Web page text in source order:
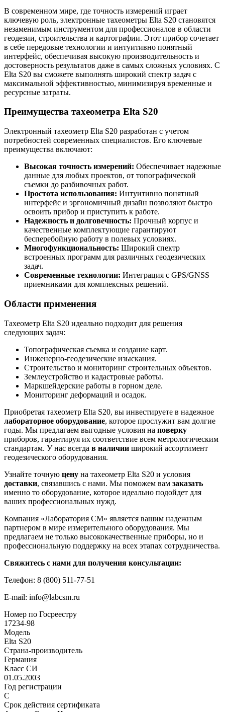
В современном мире, где точность измерений играет
ключевую роль, электронные тахеометры Elta S20 становятся
незаменимым инструментом для профессионалов в области
геодезии, строительства и картографии. Этот прибор сочетает
в себе передовые технологии и интуитивно понятный
интерфейс, обеспечивая высокую производительность и
достоверность результатов даже в самых сложных условиях. С
Elta S20 вы сможете выполнять широкий спектр задач с
максимальной эффективностью, минимизируя временные и
ресурсные затраты.
Преимущества тахеометра Elta S20
Электронный тахеометр Elta S20 разработан с учетом
потребностей современных специалистов. Его ключевые
преимущества включают:
Высокая точность измерений: Обеспечивает надежные
данные для любых проектов, от топографической
съемки до разбивочных работ.
Простота использования: Интуитивно понятный
интерфейс и эргономичный дизайн позволяют быстро
освоить прибор и приступить к работе.
Надежность и долговечность: Прочный корпус и
качественные комплектующие гарантируют
бесперебойную работу в полевых условиях.
Многофункциональность: Широкий спектр
встроенных программ для различных геодезических
задач.
Современные технологии: Интеграция с GPS/GNSS
приемниками для комплексных решений.
Области применения
Тахеометр Elta S20 идеально подходит для решения
следующих задач:
Топографическая съемка и создание карт.
Инженерно-геодезические изыскания.
Строительство и мониторинг строительных объектов.
Землеустройство и кадастровые работы.
Маркшейдерские работы в горном деле.
Мониторинг деформаций и осадок.
Приобретая тахеометр Elta S20, вы инвестируете в надежное
лабораторное оборудование, которое прослужит вам долгие
годы. Мы предлагаем выгодные условия на поверку
приборов, гарантируя их соответствие всем метрологическим
стандартам. У нас всегда в наличии широкий ассортимент
геодезического оборудования.
Узнайте точную цену на тахеометр Elta S20 и условия
доставки, связавшись с нами. Мы поможем вам заказать
именно то оборудование, которое идеально подойдет для
ваших профессиональных нужд.
Компания «Лаборатория СМ» является вашим надежным
партнером в мире измерительного оборудования. Мы
предлагаем не только высококачественные приборы, но и
профессиональную поддержку на всех этапах сотрудничества.
Свяжитесь с нами для получения консультации:
Телефон: 8 (800) 511-77-51
E-mail: info@labcsm.ru
Номер по Госреестру
17234-98
Модель
Elta S20
Страна-производитель
Германия
Класс СИ
01.05.2003
Год регистрации
С
Срок действия сертификата